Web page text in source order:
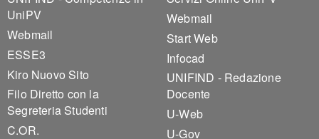
UniPV
Webmail
ESSE3
Kiro Nuovo Sito
Filo Diretto con la
Segreteria Studenti
C.OR.
Webmail
Start Web
Infocad
UNIFIND - Redazione
Docente
U-Web
U-Gov